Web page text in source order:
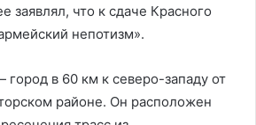
заявлял, что к сдаче Красного
непотизм».
в 60 км к северо-западу от
районе. Он расположен